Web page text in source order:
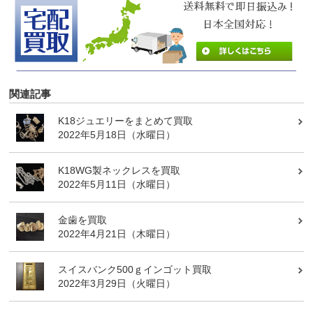
関連記事
K18ジュエリーをまとめて買取
2022年5月18日（水曜日）
K18WG製ネックレスを買取
2022年5月11日（水曜日）
金歯を買取
2022年4月21日（木曜日）
スイスバンク500ｇインゴット買取
2022年3月29日（火曜日）